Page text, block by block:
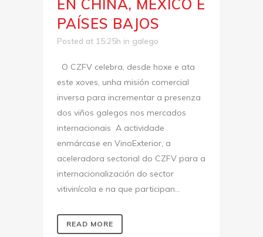
EN CHINA, MÉXICO E
PAÍSES BAJOS
Posted at 15:25h in galego
O CZFV celebra, desde hoxe e ata
este xoves, unha misión comercial
inversa para incrementar a presenza
dos viños galegos nos mercados
internacionais A actividade
enmárcase en VinoExterior, a
aceleradora sectorial do CZFV para a
internacionalización do sector
vitivinícola e na que participan...
READ MORE